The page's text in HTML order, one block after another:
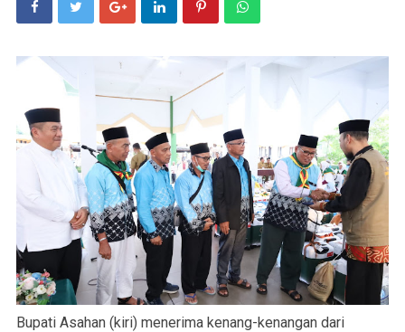
Bupati Asahan (kiri) menerima kenang-kenangan dari